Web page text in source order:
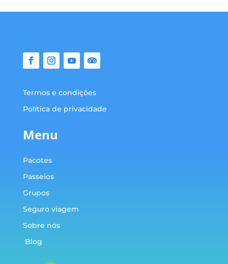
Termos e condições
Política de privacidade
Menu
Pacotes
Passeios
Grupos
Seguro viagem
Sobre nós
Blog